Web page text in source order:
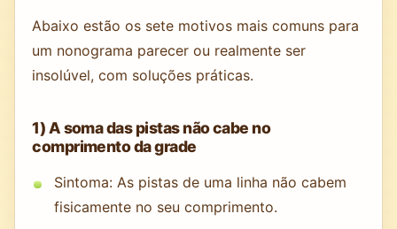
Abaixo estão os sete motivos mais comuns para
um nonograma parecer ou realmente ser
insolúvel, com soluções práticas.
1) A soma das pistas não cabe no
comprimento da grade
Sintoma: As pistas de uma linha não cabem
fisicamente no seu comprimento.